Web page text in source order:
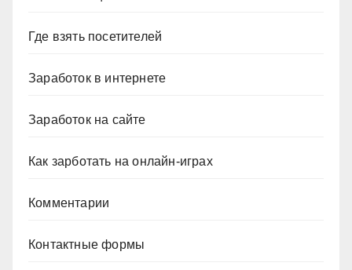
Где взять посетителей
Заработок в интернете
Заработок на сайте
Как зарботать на онлайн-играх
Комментарии
Контактные формы